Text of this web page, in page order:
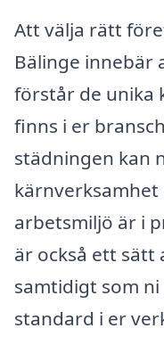
Att välja rätt
Bälinge innebär
förstår de unika
finns i er
städningen kan
arbetsmiljö är i
är också ett sätt
samtidigt som
standard i er